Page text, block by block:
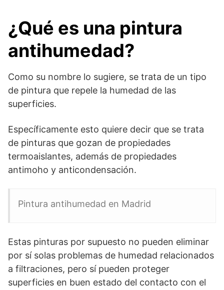
¿Qué es una pintura
antihumedad?
Como su nombre lo sugiere, se trata de un tipo
de pintura que repele la humedad de las
superficies.
Específicamente esto quiere decir que se trata
de pinturas que gozan de propiedades
termoaislantes, además de propiedades
antimoho y anticondensación.
Pintura antihumedad en Madrid
Estas pinturas por supuesto no pueden eliminar
por sí solas problemas de humedad relacionados
a filtraciones, pero sí pueden proteger
superficies en buen estado del contacto con el